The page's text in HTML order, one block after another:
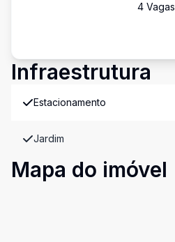
4 Vagas
Infraestrutura
Estacionamento
Jardim
Mapa do imóvel